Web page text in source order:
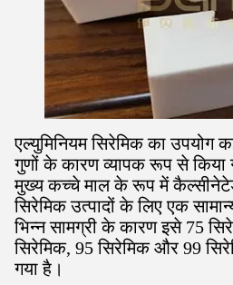
एल्युमिनियम सिरेमिक का उपयोग
गुणों के कारण व्यापक रूप से किया
मुख्य कच्चे माल के रूप में
सिरेमिक उत्पादों के लिए एक
भिन्न सामग्री के कारण इसे 75
सिरेमिक, 95 सिरेमिक और 99
गया है।